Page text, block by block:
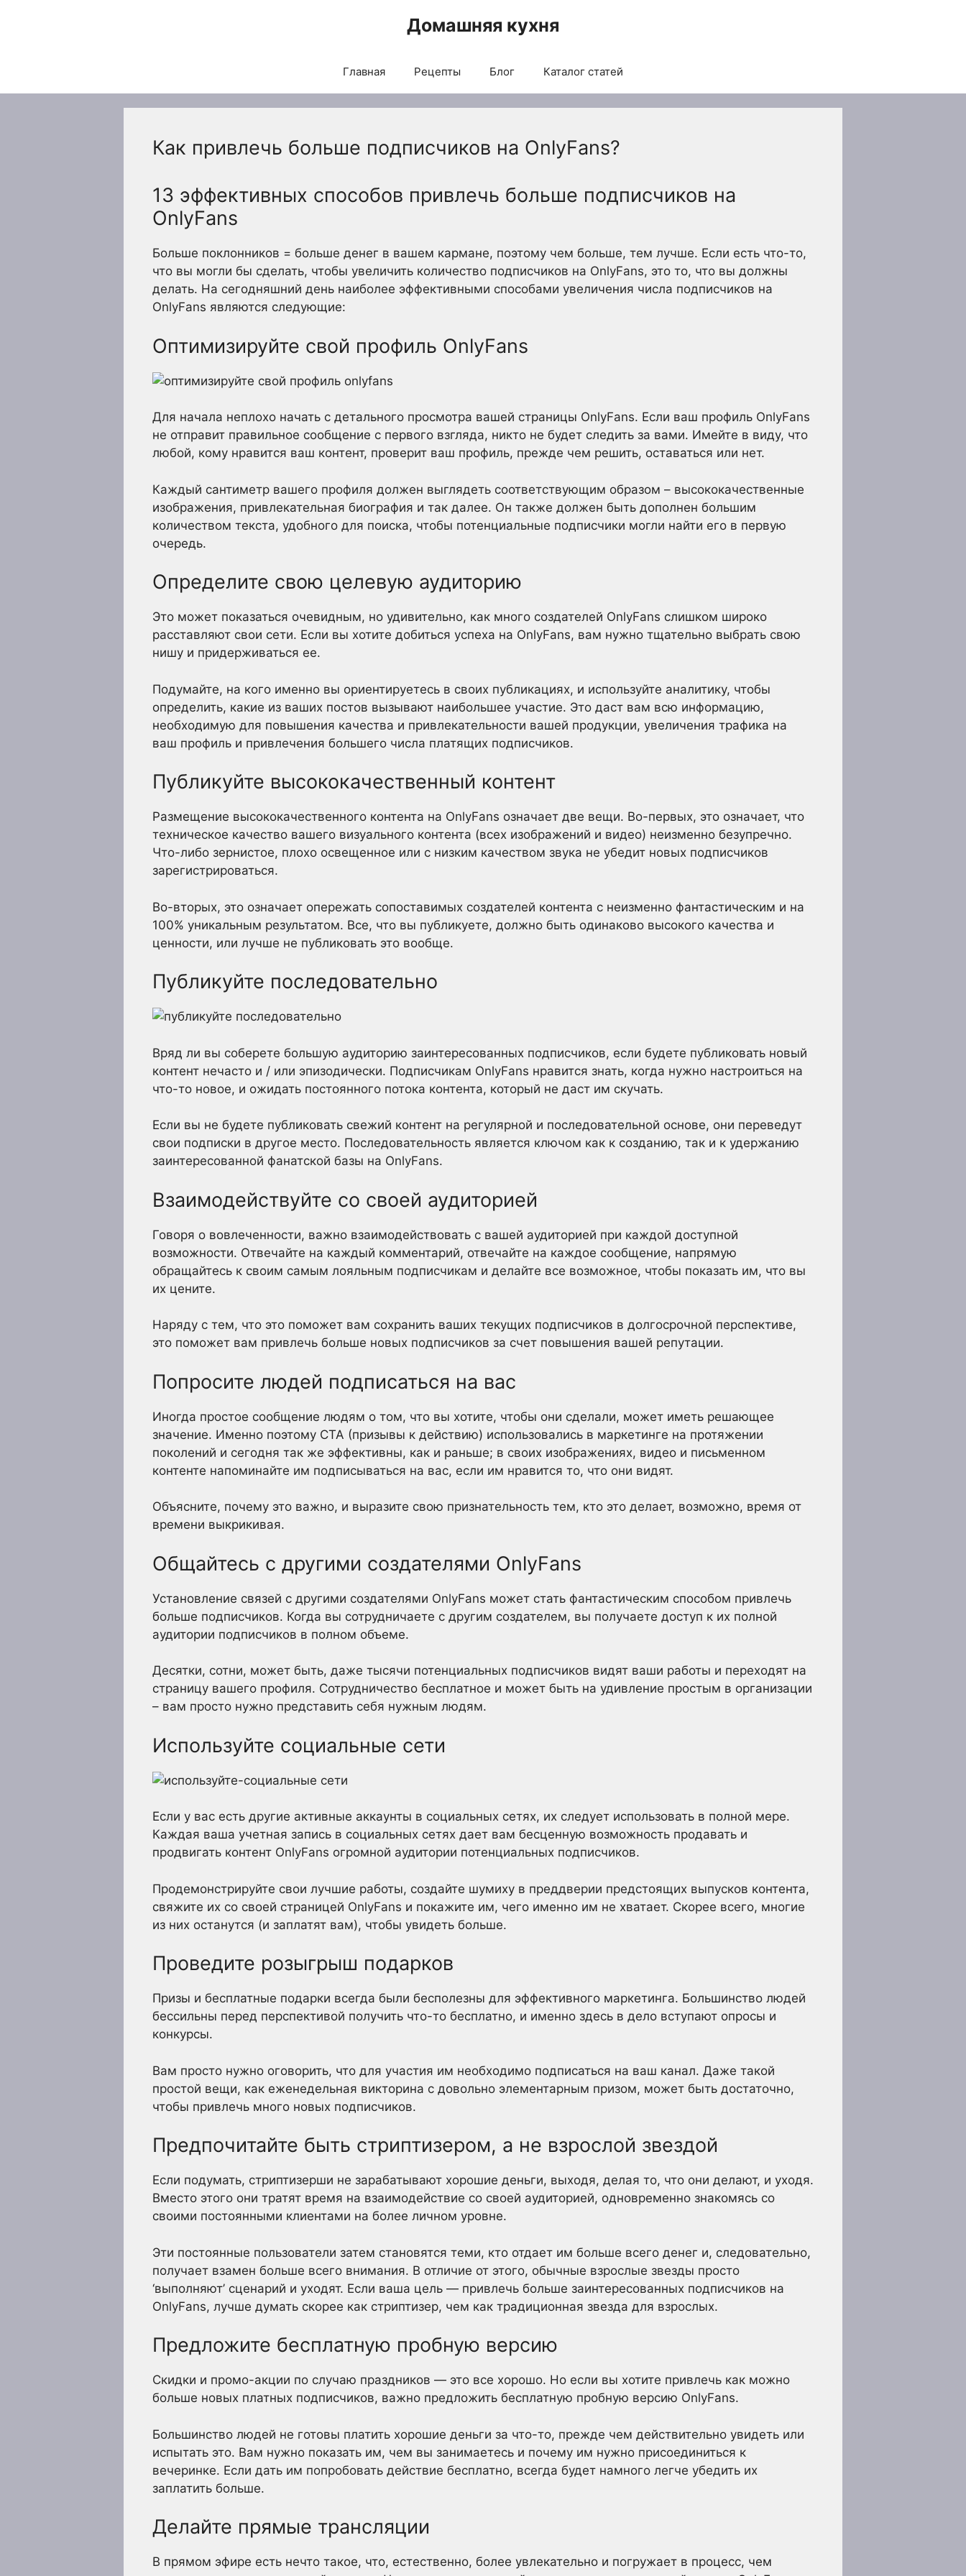
Домашняя кухня
Главная Рецепты Блог Каталог статей
Как привлечь больше подписчиков на OnlyFans?
13 эффективных способов привлечь больше подписчиков на
OnlyFans
Больше поклонников = больше денег в вашем кармане, поэтому чем больше, тем лучше. Если есть что-то,
что вы могли бы сделать, чтобы увеличить количество подписчиков на OnlyFans, это то, что вы должны
делать. На сегодняшний день наиболее эффективными способами увеличения числа подписчиков на
OnlyFans являются следующие:
Оптимизируйте свой профиль OnlyFans
Для начала неплохо начать с детального просмотра вашей страницы OnlyFans. Если ваш профиль OnlyFans
не отправит правильное сообщение с первого взгляда, никто не будет следить за вами. Имейте в виду, что
любой, кому нравится ваш контент, проверит ваш профиль, прежде чем решить, оставаться или нет.
Каждый сантиметр вашего профиля должен выглядеть соответствующим образом – высококачественные
изображения, привлекательная биография и так далее. Он также должен быть дополнен большим
количеством текста, удобного для поиска, чтобы потенциальные подписчики могли найти его в первую
очередь.
Определите свою целевую аудиторию
Это может показаться очевидным, но удивительно, как много создателей OnlyFans слишком широко
расставляют свои сети. Если вы хотите добиться успеха на OnlyFans, вам нужно тщательно выбрать свою
нишу и придерживаться ее.
Подумайте, на кого именно вы ориентируетесь в своих публикациях, и используйте аналитику, чтобы
определить, какие из ваших постов вызывают наибольшее участие. Это даст вам всю информацию,
необходимую для повышения качества и привлекательности вашей продукции, увеличения трафика на
ваш профиль и привлечения большего числа платящих подписчиков.
Публикуйте высококачественный контент
Размещение высококачественного контента на OnlyFans означает две вещи. Во-первых, это означает, что
техническое качество вашего визуального контента (всех изображений и видео) неизменно безупречно.
Что-либо зернистое, плохо освещенное или с низким качеством звука не убедит новых подписчиков
зарегистрироваться.
Во-вторых, это означает опережать сопоставимых создателей контента с неизменно фантастическим и на
100% уникальным результатом. Все, что вы публикуете, должно быть одинаково высокого качества и
ценности, или лучше не публиковать это вообще.
Публикуйте последовательно
Вряд ли вы соберете большую аудиторию заинтересованных подписчиков, если будете публиковать новый
контент нечасто и / или эпизодически. Подписчикам OnlyFans нравится знать, когда нужно настроиться на
что-то новое, и ожидать постоянного потока контента, который не даст им скучать.
Если вы не будете публиковать свежий контент на регулярной и последовательной основе, они переведут
свои подписки в другое место. Последовательность является ключом как к созданию, так и к удержанию
заинтересованной фанатской базы на OnlyFans.
Взаимодействуйте со своей аудиторией
Говоря о вовлеченности, важно взаимодействовать с вашей аудиторией при каждой доступной
возможности. Отвечайте на каждый комментарий, отвечайте на каждое сообщение, напрямую
обращайтесь к своим самым лояльным подписчикам и делайте все возможное, чтобы показать им, что вы
их цените.
Наряду с тем, что это поможет вам сохранить ваших текущих подписчиков в долгосрочной перспективе,
это поможет вам привлечь больше новых подписчиков за счет повышения вашей репутации.
Попросите людей подписаться на вас
Иногда простое сообщение людям о том, что вы хотите, чтобы они сделали, может иметь решающее
значение. Именно поэтому CTA (призывы к действию) использовались в маркетинге на протяжении
поколений и сегодня так же эффективны, как и раньше; в своих изображениях, видео и письменном
контенте напоминайте им подписываться на вас, если им нравится то, что они видят.
Объясните, почему это важно, и выразите свою признательность тем, кто это делает, возможно, время от
времени выкрикивая.
Общайтесь с другими создателями OnlyFans
Установление связей с другими создателями OnlyFans может стать фантастическим способом привлечь
больше подписчиков. Когда вы сотрудничаете с другим создателем, вы получаете доступ к их полной
аудитории подписчиков в полном объеме.
Десятки, сотни, может быть, даже тысячи потенциальных подписчиков видят ваши работы и переходят на
страницу вашего профиля. Сотрудничество бесплатное и может быть на удивление простым в организации
– вам просто нужно представить себя нужным людям.
Используйте социальные сети
Если у вас есть другие активные аккаунты в социальных сетях, их следует использовать в полной мере.
Каждая ваша учетная запись в социальных сетях дает вам бесценную возможность продавать и
продвигать контент OnlyFans огромной аудитории потенциальных подписчиков.
Продемонстрируйте свои лучшие работы, создайте шумиху в преддверии предстоящих выпусков контента,
свяжите их со своей страницей OnlyFans и покажите им, чего именно им не хватает. Скорее всего, многие
из них останутся (и заплатят вам), чтобы увидеть больше.
Проведите розыгрыш подарков
Призы и бесплатные подарки всегда были бесполезны для эффективного маркетинга. Большинство людей
бессильны перед перспективой получить что-то бесплатно, и именно здесь в дело вступают опросы и
конкурсы.
Вам просто нужно оговорить, что для участия им необходимо подписаться на ваш канал. Даже такой
простой вещи, как еженедельная викторина с довольно элементарным призом, может быть достаточно,
чтобы привлечь много новых подписчиков.
Предпочитайте быть стриптизером, а не взрослой звездой
Если подумать, стриптизерши не зарабатывают хорошие деньги, выходя, делая то, что они делают, и уходя.
Вместо этого они тратят время на взаимодействие со своей аудиторией, одновременно знакомясь со
своими постоянными клиентами на более личном уровне.
Эти постоянные пользователи затем становятся теми, кто отдает им больше всего денег и, следовательно,
получает взамен больше всего внимания. В отличие от этого, обычные взрослые звезды просто
‘выполняют’ сценарий и уходят. Если ваша цель — привлечь больше заинтересованных подписчиков на
OnlyFans, лучше думать скорее как стриптизер, чем как традиционная звезда для взрослых.
Предложите бесплатную пробную версию
Скидки и промо-акции по случаю праздников — это все хорошо. Но если вы хотите привлечь как можно
больше новых платных подписчиков, важно предложить бесплатную пробную версию OnlyFans.
Большинство людей не готовы платить хорошие деньги за что-то, прежде чем действительно увидеть или
испытать это. Вам нужно показать им, чем вы занимаетесь и почему им нужно присоединиться к
вечеринке. Если дать им попробовать действие бесплатно, всегда будет намного легче убедить их
заплатить больше.
Делайте прямые трансляции
В прямом эфире есть нечто такое, что, естественно, более увлекательно и погружает в процесс, чем